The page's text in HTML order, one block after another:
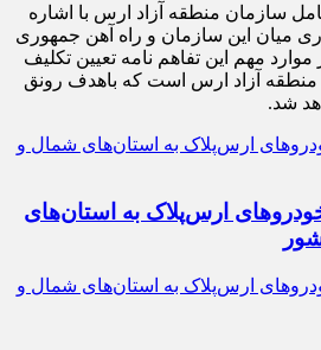
سازمان منطقه آزاد ارس با اشاره
میان این سازمان و راه آهن جمهوری
مهم این تفاهم نامه تعیین تکلیف
منطقه آزاد ارس است که باهدف رونق
شد.
ارس‌پلاک به استان‌های